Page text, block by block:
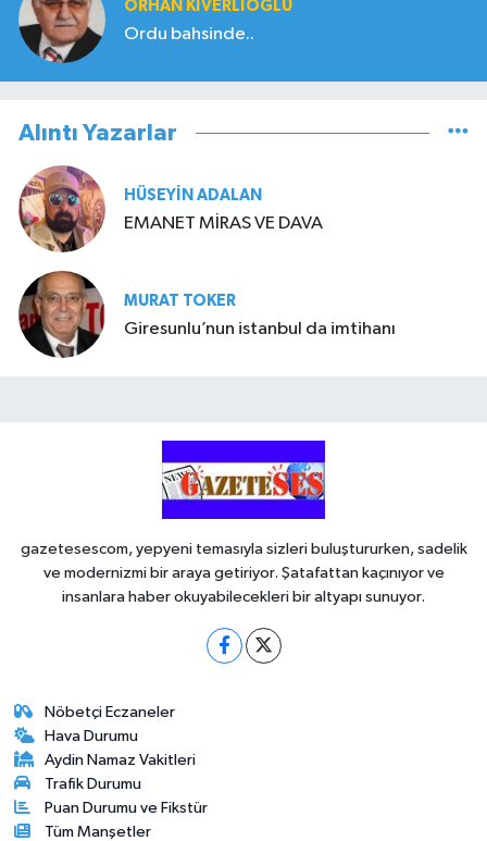
ORHAN KIVERLIOĞLU
Ordu bahsinde..
Alıntı Yazarlar
HÜSEYIN ADALAN
EMANET MİRAS VE DAVA
MURAT TOKER
Giresunlu’nun istanbul da imtihanı
gazetesescom, yepyeni temasıyla sizleri buluştururken, sadelik
ve modernizmi bir araya getiriyor. Şatafattan kaçınıyor ve
insanlara haber okuyabilecekleri bir altyapı sunuyor.
Nöbetçi Eczaneler
Hava Durumu
Aydin Namaz Vakitleri
Trafik Durumu
Puan Durumu ve Fikstür
Tüm Manşetler